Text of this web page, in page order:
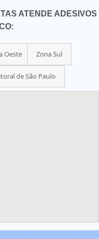
ATENDE ADESIVOS
Oeste Zona Sul
de São Paulo